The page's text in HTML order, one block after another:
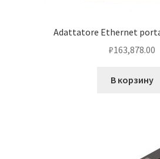
Adattatore Ethernet
₽163,878.00
В корзину